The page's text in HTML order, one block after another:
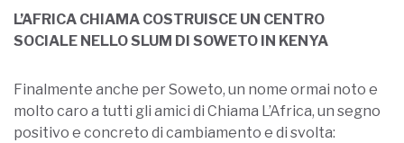
L’AFRICA CHIAMA COSTRUISCE UN CENTRO
SOCIALE NELLO SLUM DI SOWETO IN KENYA
Finalmente anche per Soweto, un nome ormai noto e
molto caro a tutti gli amici di Chiama L’Africa, un segno
positivo e concreto di cambiamento e di svolta: